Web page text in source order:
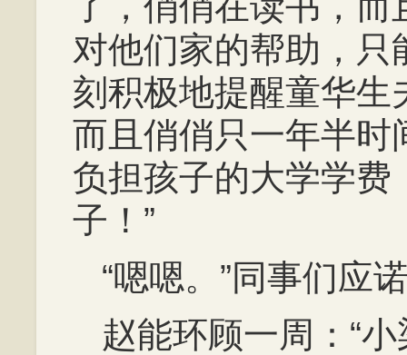
对他们家的帮助，
刻积极地提醒童华生
而且俏俏只一年半时
负担孩子的大学学费
子！”
“嗯嗯。”同事们应
赵能环顾一周：“